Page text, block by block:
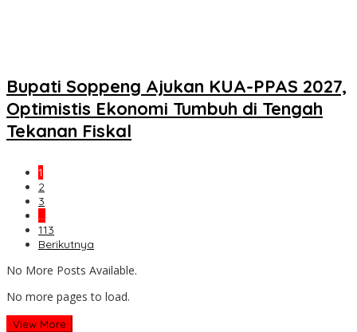
Bupati Soppeng Ajukan KUA-PPAS 2027,
Optimistis Ekonomi Tumbuh di Tengah
Tekanan Fiskal
1
2
3
…
113
Berikutnya
No More Posts Available.
No more pages to load.
View More